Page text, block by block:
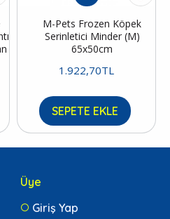
M-Pets Frozen Köpek
Serinletici Minder (M)
65x50cm
1.922,70TL
SEPETE EKLE
Üye
Giriş Yap